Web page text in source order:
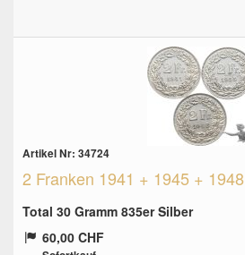
Artikel Nr: 34724
2 Franken 1941 + 1945 + 1948
Total 30 Gramm 835er Silber
60,00 CHF